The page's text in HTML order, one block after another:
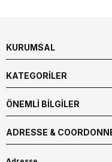
KURUMSAL
KATEGORİLER
ÖNEMLİ BİLGİLER
ADRESSE &